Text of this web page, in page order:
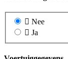
Nee
Ja